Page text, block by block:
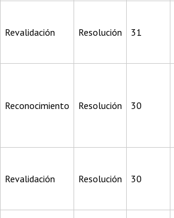
Revalidación Resolución 31
Reconocimiento Resolución 30
Revalidación Resolución 30